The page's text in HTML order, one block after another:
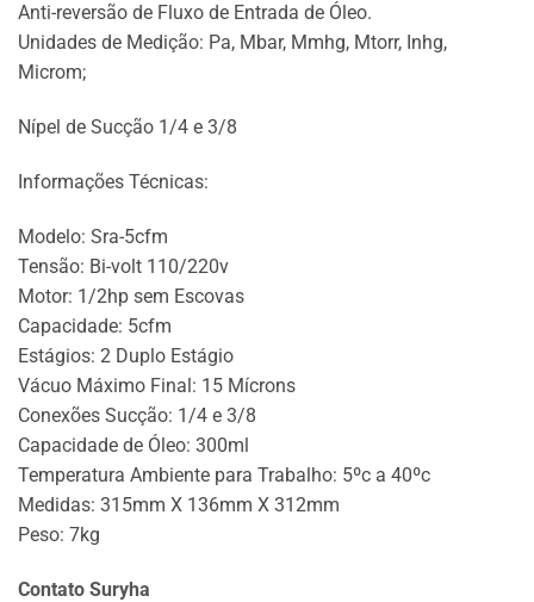
Anti-reversão de Fluxo de Entrada de Óleo.
Unidades de Medição: Pa, Mbar, Mmhg, Mtorr, Inhg,
Microm;
Nípel de Sucção 1/4 e 3/8
Informações Técnicas:
Modelo: Sra-5cfm
Tensão: Bi-volt 110/220v
Motor: 1/2hp sem Escovas
Capacidade: 5cfm
Estágios: 2 Duplo Estágio
Vácuo Máximo Final: 15 Mícrons
Conexões Sucção: 1/4 e 3/8
Capacidade de Óleo: 300ml
Temperatura Ambiente para Trabalho: 5ºc a 40ºc
Medidas: 315mm X 136mm X 312mm
Peso: 7kg
Contato Suryha